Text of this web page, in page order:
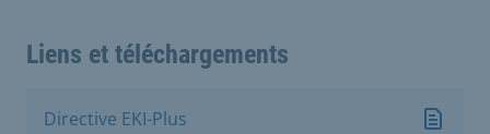
Liens et téléchargements
Directive EKI-Plus